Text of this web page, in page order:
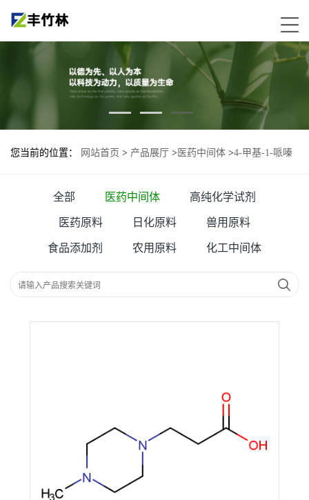
您当前的位置： 网站首页 > 产品展厅 > 医药中间体 >4-甲基-1-哌嗪
全部 医药中间体 高纯化学试剂
医药原料 日化原料 兽用原料
食品添加剂 农用原料 化工中间体